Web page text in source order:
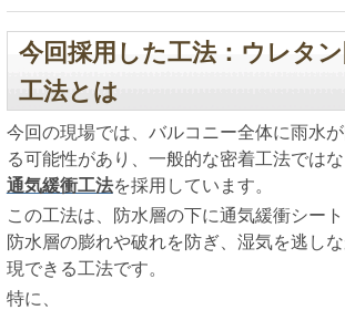
今回採用した工法：ウレタ
工法とは
今回の現場では、バルコニー全体に雨水
る可能性があり、一般的な密着工法ではな
通気緩衝工法を採用しています。
この工法は、防水層の下に通気緩衝シート
防水層の膨れや破れを防ぎ、湿気を逃し
現できる工法です。
特に、